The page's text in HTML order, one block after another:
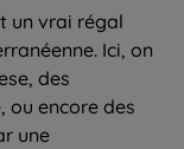
un vrai régal
Ici, on
des
ou encore des
une